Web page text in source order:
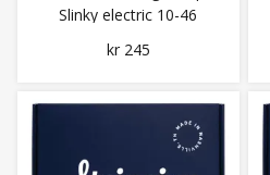
Slinky electric 10-46
kr 245